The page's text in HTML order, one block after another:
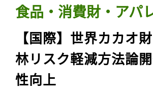
食品・消費財・アパ
【国際】世界カカオ
林リスク軽減方法論
性向上